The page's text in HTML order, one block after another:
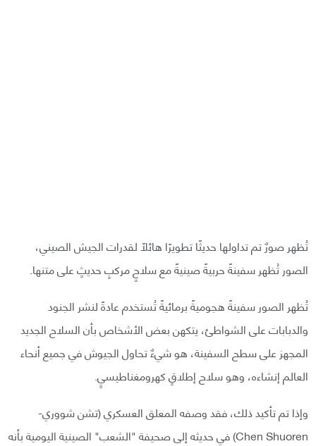
تُظهر صورٌ تم تداولها حديثًا تطويرًا هائلًا لقدرات الجيش الصيني،
الصور تُظهر سفينةً حربيةً صينيةً مع سلاحٍ مركبٍ حديثٍ على متنها.
تُظهر الصور سفينةً هجوميةً برمائيةً تُستخدم عادةً لنشر الجنود
والدبابات على الشواطئ، يتكهن بعض الأشخاص بأن السلاح الجديد
المجهز على سطح السفينة، هو شيءٌ تحاول الجيوش في جميع أنحاء
العالم إنشاءه، وهو سلاح إطلاقٍ كهرومغناطيسيٍ.
وإذا تم تأكيد ذلك، فقد وصفه المعلق العسكري (تشن شووري-
Chen Shuoren) في حديثه إلى صحيفة "الشعب" الصينية اليومية بأنه